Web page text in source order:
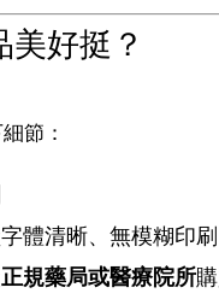
美好挺？
節：
體清晰、無模糊印
正規藥局或醫療院所